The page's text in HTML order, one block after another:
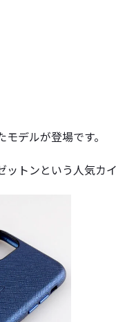
デルが登場です。
トンという人気カ